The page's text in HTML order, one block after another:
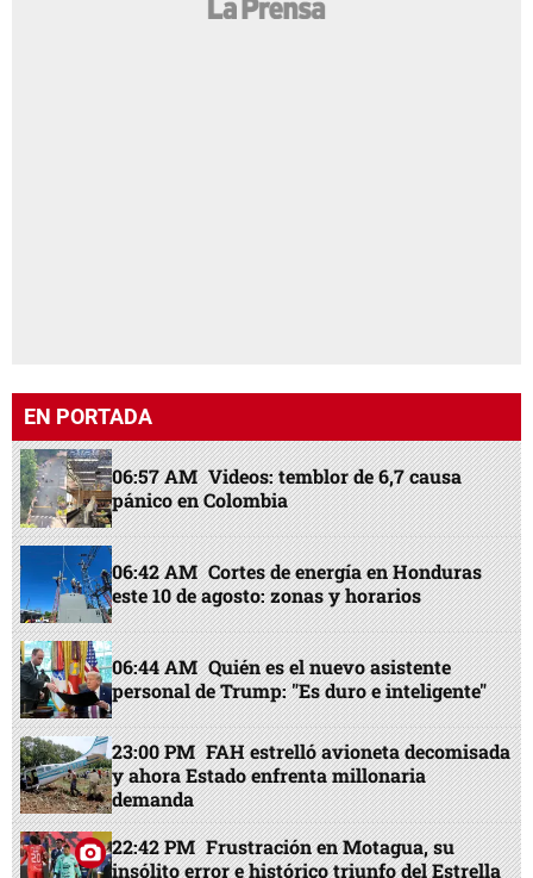
EN PORTADA
06:57 AM Videos: temblor de 6,7 causa
pánico en Colombia
06:42 AM Cortes de energía en Honduras
este 10 de agosto: zonas y horarios
06:44 AM Quién es el nuevo asistente
personal de Trump: "Es duro e inteligente"
23:00 PM FAH estrelló avioneta decomisada
y ahora Estado enfrenta millonaria
demanda
22:42 PM Frustración en Motagua, su
insólito error e histórico triunfo del Estrella